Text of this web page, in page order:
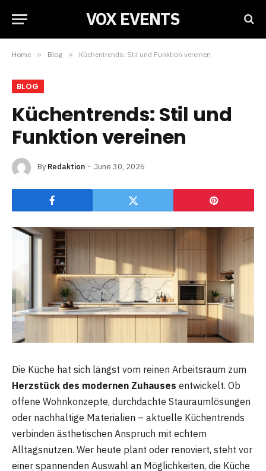
VOX EVENTS
Home » Blog » Küchentrends: Stil und Funktion vereinen
BLOG
Küchentrends: Stil und
Funktion vereinen
By Redaktion June 30, 2026
Die Küche hat sich längst vom reinen Arbeitsraum zum
Herzstück des modernen Zuhauses entwickelt. Ob
offene Wohnkonzepte, durchdachte Stauraumlösungen
oder nachhaltige Materialien – aktuelle Küchentrends
verbinden ästhetischen Anspruch mit echtem
Alltagsnutzen. Wer heute plant oder renoviert, steht vor
einer spannenden Auswahl an Möglichkeiten, die Küche